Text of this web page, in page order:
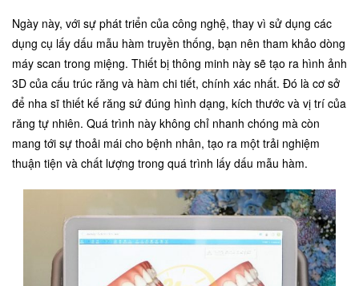
Ngày này, với sự phát triển của công nghệ, thay vì sử dụng các
dụng cụ lấy dấu mẫu hàm truyền thống, bạn nên tham khảo dòng
máy scan trong miệng. Thiết bị thông minh này sẽ tạo ra hình ảnh
3D của cấu trúc răng và hàm chi tiết, chính xác nhất. Đó là cơ sở
để nha sĩ thiết kế răng sứ đúng hình dạng, kích thước và vị trí của
răng tự nhiên. Quá trình này không chỉ nhanh chóng mà còn
mang tới sự thoải mái cho bệnh nhân, tạo ra một trải nghiệm
thuận tiện và chất lượng trong quá trình lấy dấu mẫu hàm.